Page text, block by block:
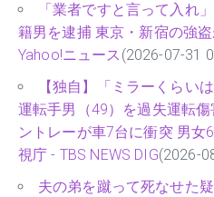
「業者ですと言って入れ
籍男を逮捕 東京・新宿の強
Yahoo!ニュース (2026-07-31
【独自】「ミラーくらい
運転手男（49）を過失運転
ントレーが車7台に衝突 男女
視庁 - TBS NEWS DIG(2026-
夫の弟を蹴って死なせた